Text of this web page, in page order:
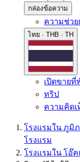
กล่องข้อความ
ความช่วย
ไทย · THB · TH
เปิดขาย
ทริป
ความคิดเ
โรงแรมใน ภูมิ
โรงแรม
โรงแรมใน โอ๊